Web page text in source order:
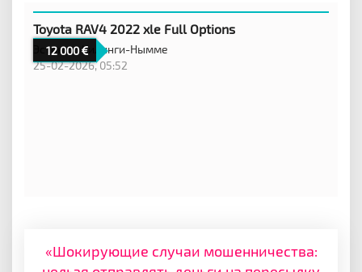
12 000
Toyota RAV4 2022 xle Full Options
Эстония,Килинги-Нымме
25-02-2026, 05:52
«Шокирующие случаи мошенничества: